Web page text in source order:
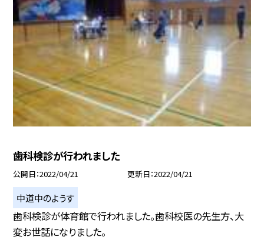
歯科検診が行われました
公開日 2022/04/21 更新日 2022/04/21
中道中のようす
歯科検診が体育館で行われました。歯科校医の先生方、大
変お世話になりました。